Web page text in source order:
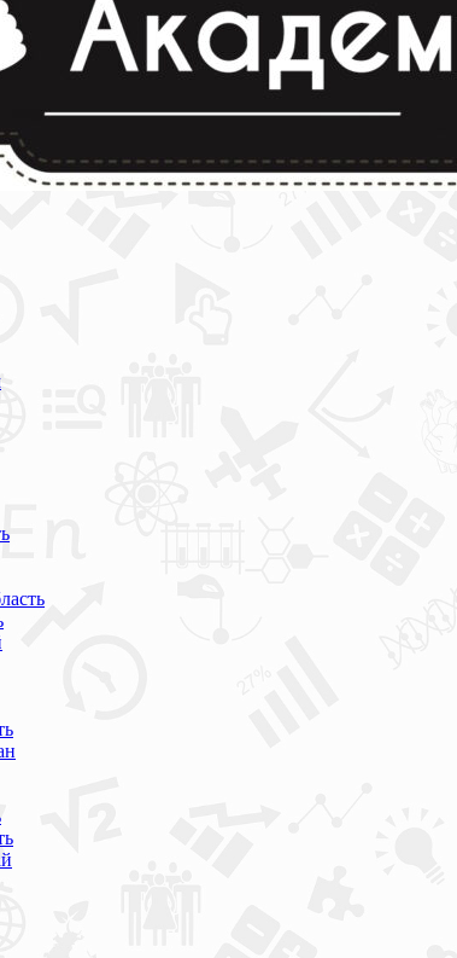
СтатГрад, КДР, ВОШ, олимпиады и конкурсы